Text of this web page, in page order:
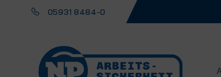
05931 8484-0